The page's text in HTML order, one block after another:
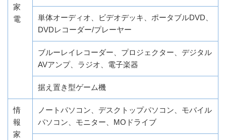
家
電
単体オーディオ、ビデオデッキ、ポータブルDVD、
DVDレコーダー/プレーヤー
ブルーレイレコーダー、プロジェクター、デジタル
AVアンプ、ラジオ、電子楽器
据え置き型ゲーム機
情
報
家
ノートパソコン、デスクトップパソコン、モバイル
パソコン、モニター、MOドライブ